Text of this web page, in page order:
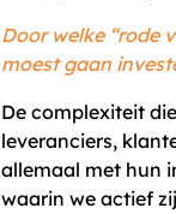
Door welke “rode
moest gaan
De complexiteit
leveranciers,
allemaal met hun
waarin we actief